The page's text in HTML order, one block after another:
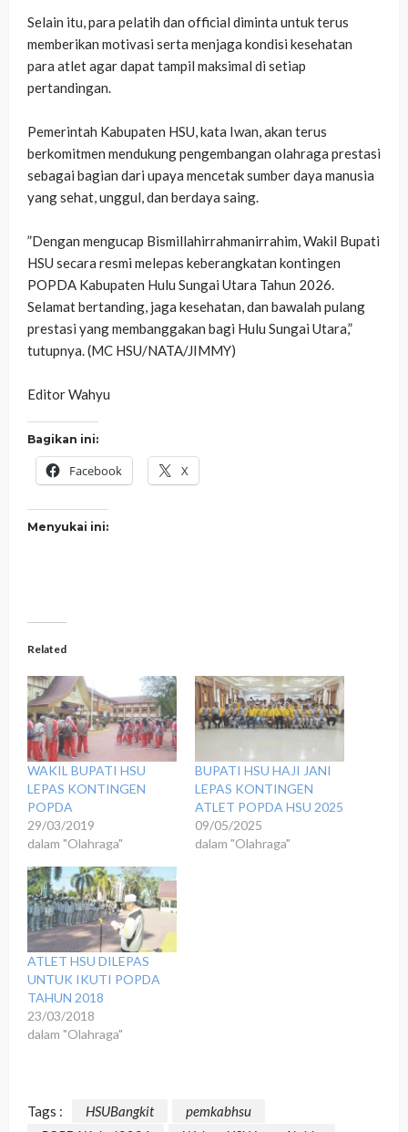
‎Selain itu, para pelatih dan official diminta untuk terus
memberikan motivasi serta menjaga kondisi kesehatan
para atlet agar dapat tampil maksimal di setiap
pertandingan.
‎Pemerintah Kabupaten HSU, kata Iwan, akan terus
berkomitmen mendukung pengembangan olahraga prestasi
sebagai bagian dari upaya mencetak sumber daya manusia
yang sehat, unggul, dan berdaya saing.
‎”Dengan mengucap Bismillahirrahmanirrahim, Wakil Bupati
HSU secara resmi melepas keberangkatan kontingen
POPDA Kabupaten Hulu Sungai Utara Tahun 2026.
Selamat bertanding, jaga kesehatan, dan bawalah pulang
prestasi yang membanggakan bagi Hulu Sungai Utara,”
tutupnya. (MC HSU/NATA/JIMMY)
‎Editor Wahyu
Bagikan ini:
Facebook X
Menyukai ini:
Related
WAKIL BUPATI HSU
LEPAS KONTINGEN
POPDA
29/03/2019
dalam "Olahraga"
BUPATI HSU HAJI JANI
LEPAS KONTINGEN
ATLET POPDA HSU 2025
09/05/2025
dalam "Olahraga"
ATLET HSU DILEPAS
UNTUK IKUTI POPDA
TAHUN 2018
23/03/2018
dalam "Olahraga"
Tags : HSUBangkit
pemkabhsu